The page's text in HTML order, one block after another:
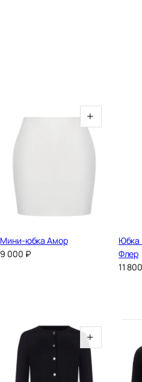
+
Мини-юбка Амор
9 000 ₽
Юбка
Флер
11
+